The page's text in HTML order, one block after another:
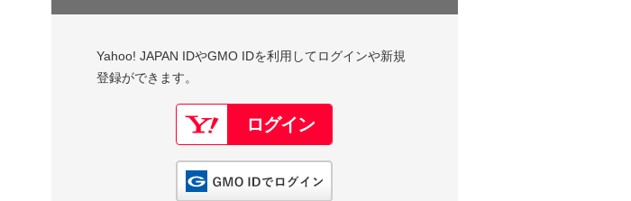
Yahoo! JAPAN IDやGMO IDを利用してログインや新規
登録ができます。